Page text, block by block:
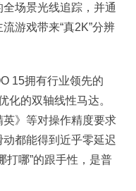
场景光线追踪，并通
游戏带来“真2K”分辨
15拥有行业领先的
化的双轴线性马达。
》等对操作精度要求
都能得到近乎零延迟
打哪”的跟手性，是普